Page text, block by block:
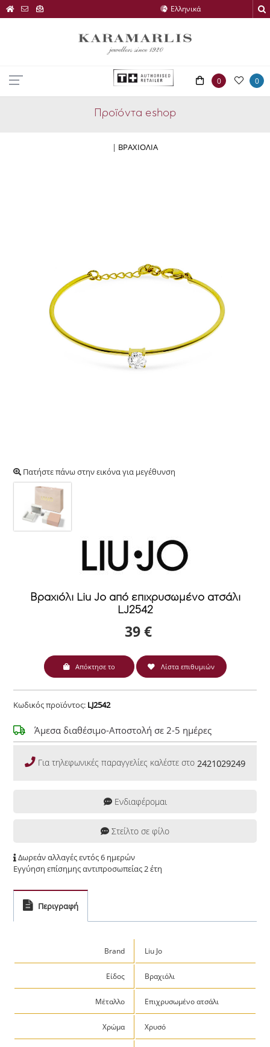
0 0
Προϊόντα eshop
| ΒΡΑΧΙΟΛΙΑ
Πατήστε πάνω στην εικόνα για μεγέθυνση
Βραχιόλι Liu Jo από επιχρυσωμένο ατσάλι
LJ2542
39 €
Απόκτησε το Λίστα επιθυμιών
Κωδικός προϊόντος: LJ2542
Άμεσα διαθέσιμο-Αποστολή σε 2-5 ημέρες
Για τηλεφωνικές παραγγελίες καλέστε στο 2421029249
Ενδιαφέρομαι
Στείλτο σε φίλο
Δωρεάν αλλαγές εντός 6 ημερών
Εγγύηση επίσημης αντιπροσωπείας 2 έτη
Περιγραφή
Brand Liu Jo
Είδος Βραχιόλι
Μέταλλο Επιχρυσωμένο ατσάλι
Χρώμα Χρυσό